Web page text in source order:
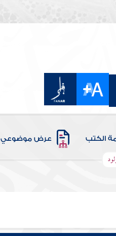
الكتب عرض موضوعي